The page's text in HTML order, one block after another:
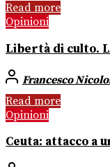
Read more
Opinioni
Libertà di culto.
Francesco
Read more
Opinioni
Ceuta: attacco a